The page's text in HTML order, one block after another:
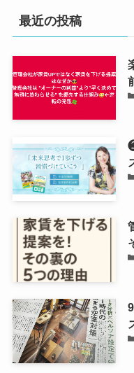
最近の投稿